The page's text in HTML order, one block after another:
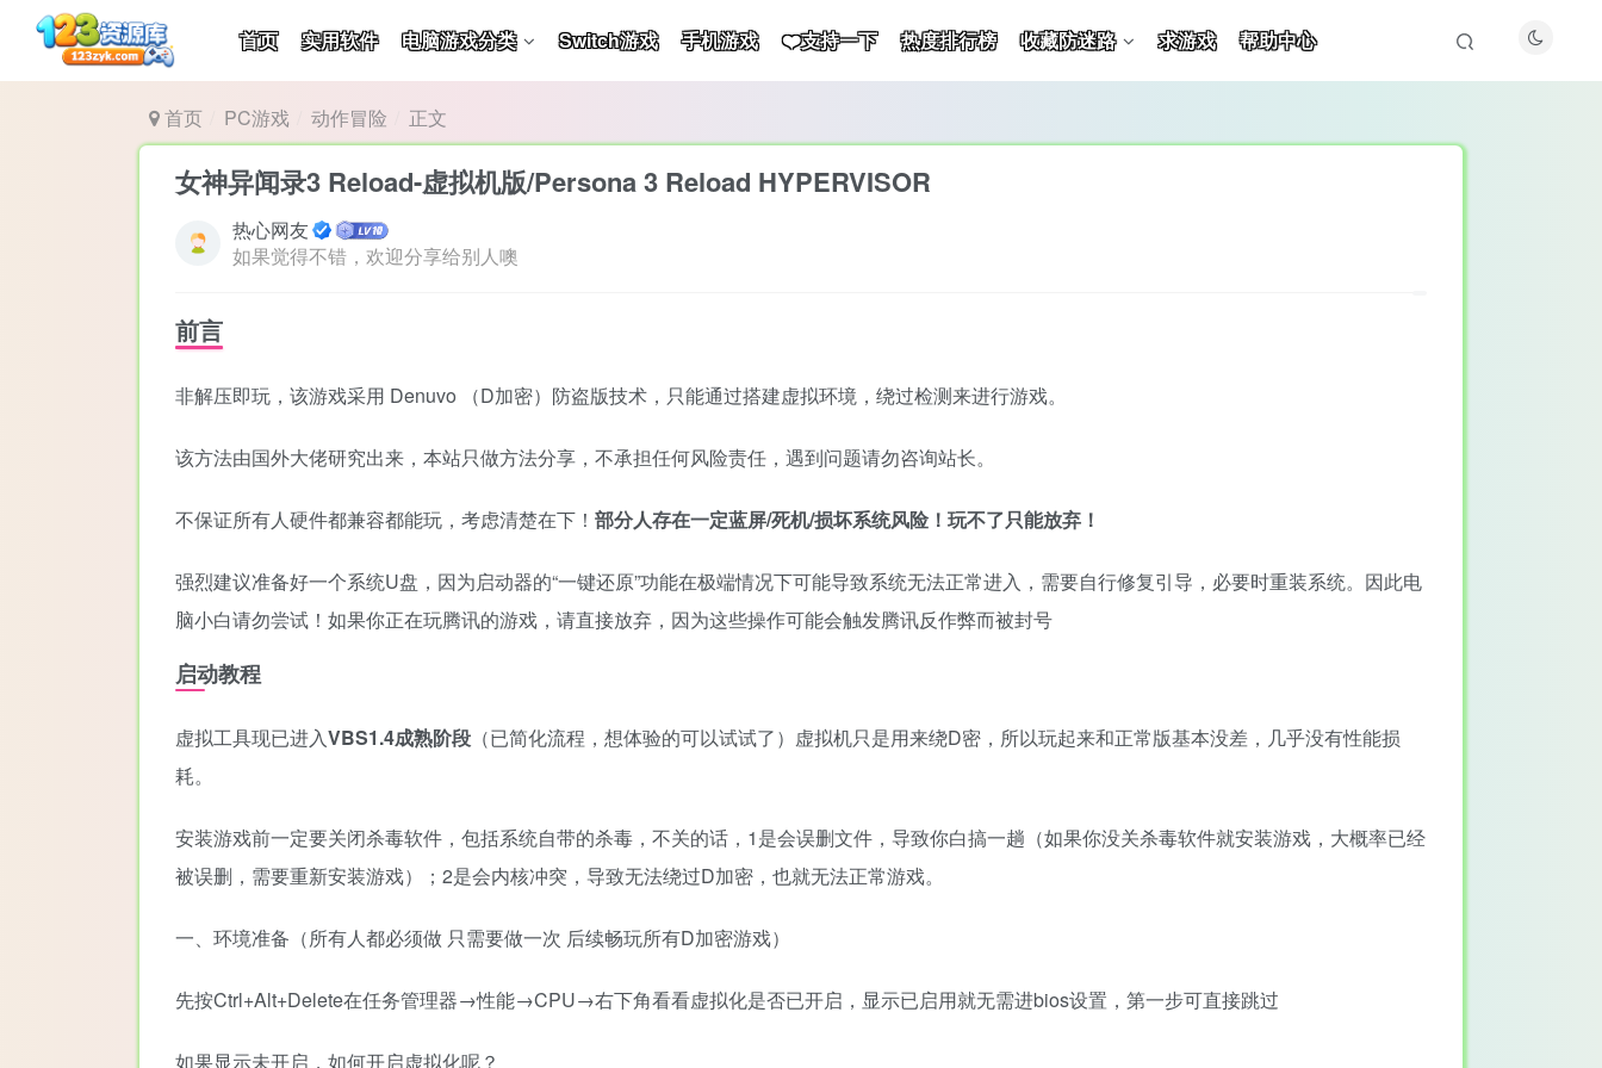
首页 实用软件 电脑游戏分类 Switch游戏 手机游戏 ❤️支持一下 热度排行榜 收藏防迷路 求游戏 帮助中心
首页 PC游戏 动作冒险 正文
女神异闻录3 Reload-虚拟机版/Persona 3 Reload HYPERVISOR
热心网友
如果觉得不错，欢迎分享给别人噢
前言
非解压即玩，该游戏采用 Denuvo （D加密）防盗版技术，只能通过搭建虚拟环境，绕过检测来进行游戏。
该方法由国外大佬研究出来，本站只做方法分享，不承担任何风险责任，遇到问题请勿咨询站长。
不保证所有人硬件都兼容都能玩，考虑清楚在下！ 部分人存在一定蓝屏/死机/损坏系统风险！玩不了只能放弃！
强烈建议准备好一个系统U盘，因为启动器的“一键还原”功能在极端情况下可能导致系统无法正常进入，需要自行修复引导，必要时重装系统。因此电
脑小白请勿尝试！如果你正在玩腾讯的游戏，请直接放弃，因为这些操作可能会触发腾讯反作弊而被封号
启动教程
虚拟工具现已进入VBS1.4成熟阶段 （已简化流程，想体验的可以试试了）虚拟机只是用来绕D密，所以玩起来和正常版基本没差，几乎没有性能损
耗。
安装游戏前一定要关闭杀毒软件，包括系统自带的杀毒，不关的话，1是会误删文件，导致你白搞一趟（如果你没关杀毒软件就安装游戏，大概率已经
被误删，需要重新安装游戏）；2是会内核冲突，导致无法绕过D加密，也就无法正常游戏。
一、环境准备（所有人都必须做 只需要做一次 后续畅玩所有D加密游戏）
先按Ctrl+Alt+Delete在任务管理器→性能→CPU→右下角看看虚拟化是否已开启，显示已启用就无需进bios设置，第一步可直接跳过
如果显示未开启，如何开启虚拟化呢？